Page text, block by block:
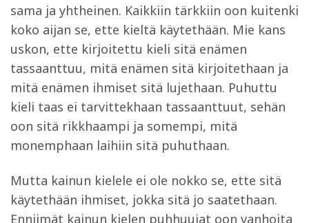
sama ja yhtheinen. Kaikkiin tärkkiin oon kuitenki
koko aijan se, ette kieltä käytethään. Mie kans
uskon, ette kirjoitettu kieli sitä enämen
tassaanttuu, mitä enämen sitä kirjoitethaan ja
mitä enämen ihmiset sitä lujethaan. Puhuttu
kieli taas ei tarvittekhaan tassaanttuut, sehän
oon sitä rikkhaampi ja somempi, mitä
monemphaan laihiin sitä puhuthaan.
Mutta kainun kielele ei ole nokko se, ette sitä
käytethään ihmiset, jokka sitä jo saatethaan.
Enniimät kainun kielen puhhuujat oon vanhoita